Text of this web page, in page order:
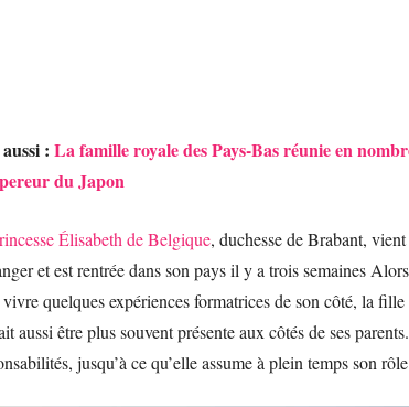
: La famille royale des Pays-Bas réunie en
du Japon
Élisabeth de Belgique, duchesse de Brabant,
et est rentrée dans son pays il y a trois semaines
quelques expériences formatrices de son côté, la
aussi être plus souvent présente aux côtés de ses
jusqu’à ce qu’elle assume à plein temps son